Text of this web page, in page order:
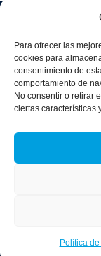
Para ofrecer las
cookies para
consentimiento de
comportamiento de
No consentir o retirar
ciertas características
Política
legal
Política
de
Privacid
ad
de
Política